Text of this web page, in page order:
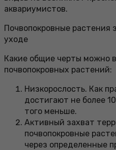
аквариумистов.
Почвопокровные растения
уходе
Какие общие черты можно
почвопокровных растений:
Низкорослость. Как
достигают не более
того меньше.
Активный захват
почвопокровные
через определенные